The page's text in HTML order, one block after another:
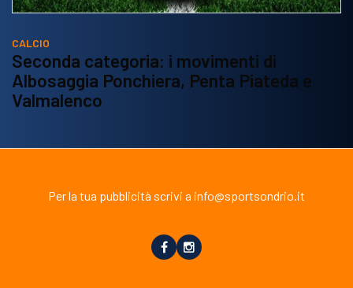
CALCIO
Seconda categoria: i movimenti di
Albosaggia Ponchiera, Penta Piateda e
Valmalenco
Per la tua pubblicità scrivi a info@sportsondrio.it